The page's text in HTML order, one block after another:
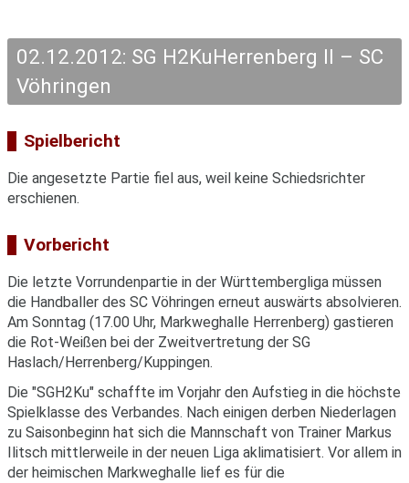
02.12.2012: SG H2KuHerrenberg II – SC
Vöhringen
Spielbericht
Die angesetzte Partie fiel aus, weil keine Schiedsrichter
erschienen.
Vorbericht
Die letzte Vorrundenpartie in der Württembergliga müssen
die Handballer des SC Vöhringen erneut auswärts absolvieren.
Am Sonntag (17.00 Uhr, Markweghalle Herrenberg) gastieren
die Rot-Weißen bei der Zweitvertretung der SG
Haslach/Herrenberg/Kuppingen.
Die "SGH2Ku" schaffte im Vorjahr den Aufstieg in die höchste
Spielklasse des Verbandes. Nach einigen derben Niederlagen
zu Saisonbeginn hat sich die Mannschaft von Trainer Markus
Ilitsch mittlerweile in der neuen Liga aklimatisiert. Vor allem in
der heimischen Markweghalle lief es für die